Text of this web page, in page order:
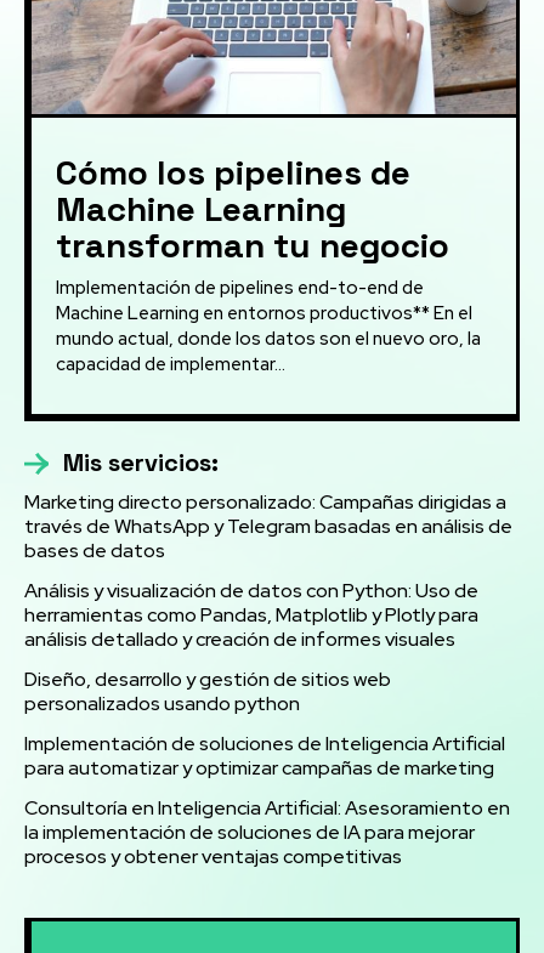
Cómo los pipelines de
Machine Learning
transforman tu negocio
Implementación de pipelines end-to-end de
Machine Learning en entornos productivos** En el
mundo actual, donde los datos son el nuevo oro, la
capacidad de implementar...
Mis servicios:
Marketing directo personalizado: Campañas dirigidas a
través de WhatsApp y Telegram basadas en análisis de
bases de datos
Análisis y visualización de datos con Python: Uso de
herramientas como Pandas, Matplotlib y Plotly para
análisis detallado y creación de informes visuales
Diseño, desarrollo y gestión de sitios web
personalizados usando python
Implementación de soluciones de Inteligencia Artificial
para automatizar y optimizar campañas de marketing
Consultoría en Inteligencia Artificial: Asesoramiento en
la implementación de soluciones de IA para mejorar
procesos y obtener ventajas competitivas